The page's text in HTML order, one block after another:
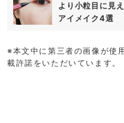
より小粒目に見
アイメイク4選
※本文中に第三者の画像が使
載許諾をいただいています。